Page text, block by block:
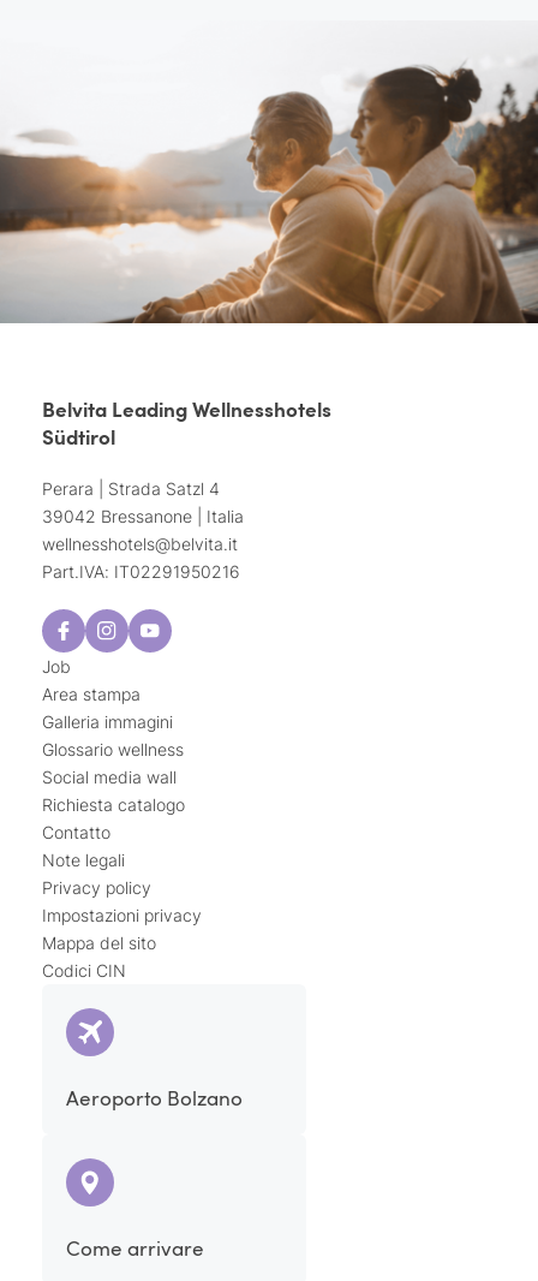
Belvita Leading Wellnesshotels
Südtirol
Perara | Strada Satzl 4
39042 Bressanone | Italia
wellnesshotels@belvita.it
Part.IVA: IT02291950216
Job
Area stampa
Galleria immagini
Glossario wellness
Social media wall
Richiesta catalogo
Contatto
Note legali
Privacy policy
Impostazioni privacy
Mappa del sito
Codici CIN
Aeroporto Bolzano
Come arrivare